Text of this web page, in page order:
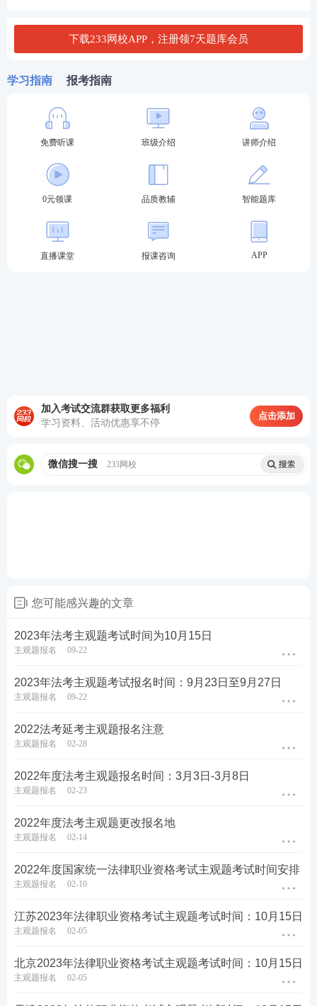
答题方式，试题、答题要求均在计算机显示屏上显
示，应试人员在答题纸上作答。
主观题考试设置选作题的，应试人员应选择其一作
答。主观题考试由司法行政机关为应试人员统一提供
法律法规 ，应试人员在计算机上查阅。
（五）使用少数民族语言文字作答
客观题考试选择使用少数民族语言文字作答的成绩合
试卷参加主观题考试，使用五种少数民族语言文字中
的一种作答，实行同等的少数民族语言文字试卷合格
员，实行纸笔答题方式，试题、答题要求均在计算机
显示屏上显示，应试人员在答题纸上作答。
2024年法考至尊班
第一轮复习：【全科基础巩固
念，训练法律逻辑，形成法律思维
第二轮复习：【刷题强化记忆】以题带点，
强化巩固考点，归纳总结每个考点出题方
式，掌握答题 技巧
第三轮复习：【
度
月冲刺接力，集中突破主观题
4轮授课体系主客一体，跟着老师学，早日通
过考试
备考工具：【
备考刷题APP下
载】
下载233网校APP，注册领7天题库会员
学习指南 报考指南
免费听课 班级介绍 讲师介绍
0元领课 品质教辅 智能题库
直播课堂 报课咨询 APP
加入考试交流群获取更多福利
学习资料、活动优惠享不停
点击添加
微信搜一搜 233网校
您可能感兴趣的文章
2023年法考主观题考试时间为10月15日
主观题报名 09-22
2023年法考主观题考试报名时间：9月23日至9月27日
主观题报名 09-22
2022法考延考主观题报名注意
主观题报名 02-28
2022年度法考主观题报名时间：3月3日-3月8日
主观题报名 02-23
2022年度法考主观题更改报名地
主观题报名 02-14
2022年度国家统一法律职业资格考试主观题考试时间安排
主观题报名 02-10
江苏2023年法律职业资格考试主观题考试时间：10月15日
主观题报名 02-05
北京2023年法律职业资格考试主观题考试时间：10月15日
主观题报名 02-05